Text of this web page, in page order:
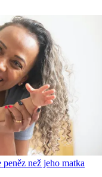
než jeho matka